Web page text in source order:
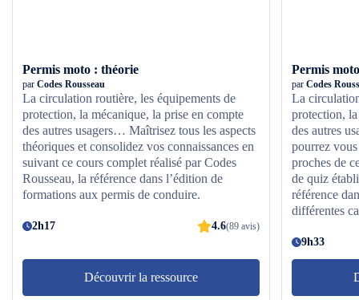
Permis moto : théorie
par Codes Rousseau
La circulation routière, les équipements de
protection, la mécanique, la prise en compte
des autres usagers… Maîtrisez tous les aspects
théoriques et consolidez vos connaissances en
suivant ce cours complet réalisé par Codes
Rousseau, la référence dans l’édition de
formations aux permis de conduire.
2h17 4.6(89 avis)
Découvrir la ressource
Permis
par Codes
La
protection,
des autres
pourrez
proches de
de quiz
référence
différentes
9h33